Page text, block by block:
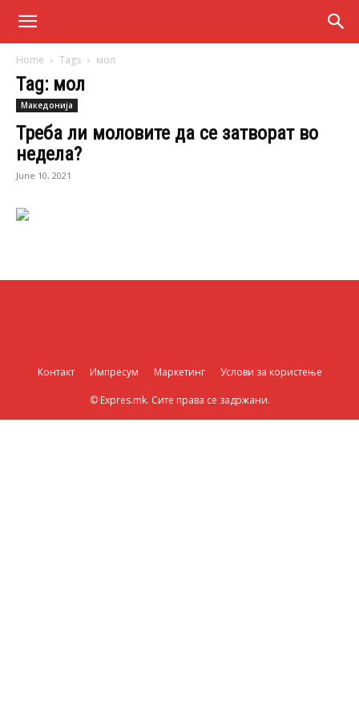
Home Tags мол
Tag: мол
Македонија
Треба ли моловите да се затворат во
недела?
June 10, 2021
Контакт Импресум Маркетинг Услови за користење
© Expres.mk. Сите права се задржани.